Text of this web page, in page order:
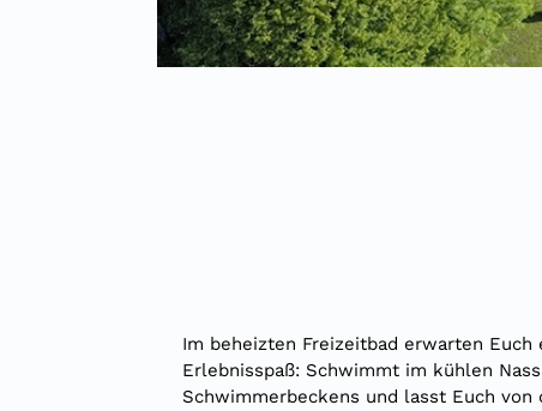
Im beheizten Freizeitbad erwarten Euch
Erlebnisspaß: Schwimmt im kühlen
Schwimmerbeckens und lasst Euch von